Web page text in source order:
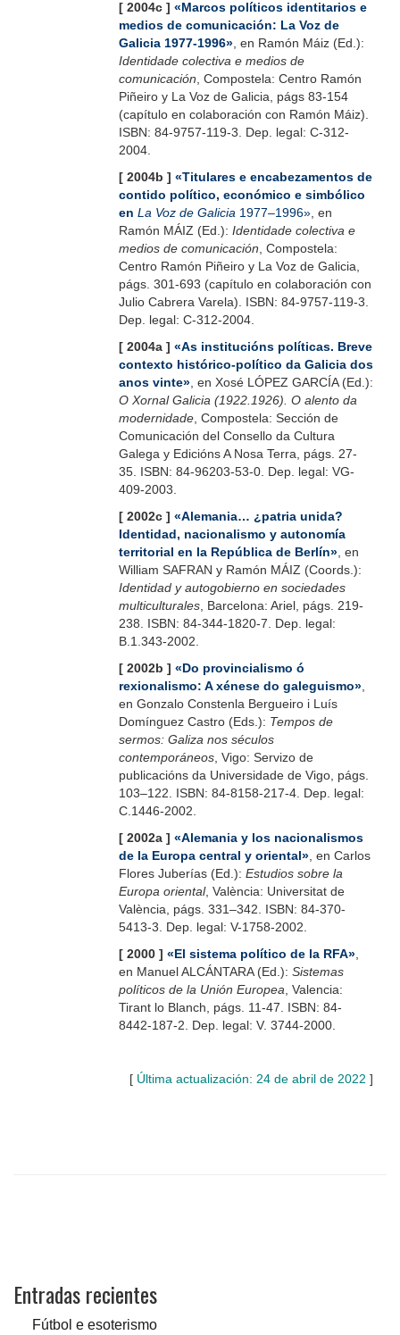
[ 2004c ] «Marcos políticos identitarios e
medios de comunicación: La Voz de
Galicia 1977-1996», en Ramón Máiz (Ed.):
Identidade colectiva e medios de
comunicación , Compostela: Centro Ramón
Piñeiro y La Voz de Galicia, págs 83-154
(capítulo en colaboración con Ramón Máiz).
ISBN: 84-9757-119-3. Dep. legal: C-312-
2004.
[ 2004b ] «Titulares e encabezamentos de
contido político, económico e simbólico
en La Voz de Galicia 1977–1996», en
Ramón MÁIZ (Ed.): Identidade colectiva e
medios de comunicación , Compostela:
Centro Ramón Piñeiro y La Voz de Galicia,
págs. 301-693 (capítulo en colaboración con
Julio Cabrera Varela). ISBN: 84-9757-119-3.
Dep. legal: C-312-2004.
[ 2004a ] «As institucións políticas. Breve
contexto histórico-político da Galicia dos
anos vinte», en Xosé LÓPEZ GARCÍA (Ed.):
O Xornal Galicia (1922.1926). O alento da
modernidade, Compostela: Sección de
Comunicación del Consello da Cultura
Galega y Edicións A Nosa Terra, págs. 27-
35. ISBN: 84-96203-53-0. Dep. legal: VG-
409-2003.
[ 2002c ] «Alemania… ¿patria unida?
Identidad, nacionalismo y autonomía
territorial en la República de Berlín», en
William SAFRAN y Ramón MÁIZ (Coords.):
Identidad y autogobierno en sociedades
multiculturales, Barcelona: Ariel, págs. 219-
238. ISBN: 84-344-1820-7. Dep. legal:
B.1.343-2002.
[ 2002b ] «Do provincialismo ó
rexionalismo: A xénese do galeguismo»,
en Gonzalo Constenla Bergueiro i Luís
Domínguez Castro (Eds.): Tempos de
sermos: Galiza nos séculos
contemporáneos, Vigo: Servizo de
publicacións da Universidade de Vigo, págs.
103–122. ISBN: 84-8158-217-4. Dep. legal:
C.1446-2002.
[ 2002a ] «Alemania y los nacionalismos
de la Europa central y oriental», en Carlos
Flores Juberías (Ed.): Estudios sobre la
Europa oriental, València: Universitat de
València, págs. 331–342. ISBN: 84-370-
5413-3. Dep. legal: V-1758-2002.
[ 2000 ] «El sistema político de la RFA»,
en Manuel ALCÁNTARA (Ed.): Sistemas
políticos de la Unión Europea , Valencia:
Tirant lo Blanch, págs. 11-47. ISBN: 84-
8442-187-2. Dep. legal: V. 3744-2000.
[ Última actualización: 24 de abril de 2022 ]
Entradas recientes
Fútbol e esoterismo